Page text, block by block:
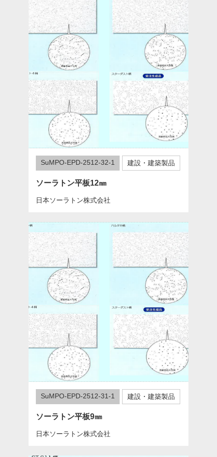
SuMPO-EPD-2512-32-1 建設・建築製品
ソーラトン平板12㎜
日本ソーラトン株式会社
SuMPO-EPD-2512-31-1 建設・建築製品
ソーラトン平板9㎜
日本ソーラトン株式会社